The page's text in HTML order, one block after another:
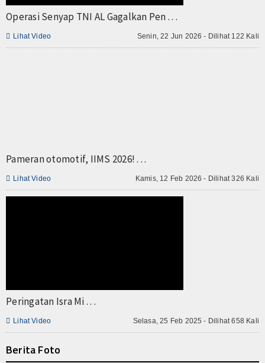
TV
Channel
Operasi Senyap TNI AL Gagalkan Pen . . .
Senin, 22 Jun 2026 - Dilihat 122 Kali
 Lihat Video
Pameran otomotif, IIMS 2026! . . .
Kamis, 12 Feb 2026 - Dilihat 326 Kali
 Lihat Video
Peringatan Isra Mi . . .
Selasa, 25 Feb 2025 - Dilihat 658 Kali
 Lihat Video
Berita Foto